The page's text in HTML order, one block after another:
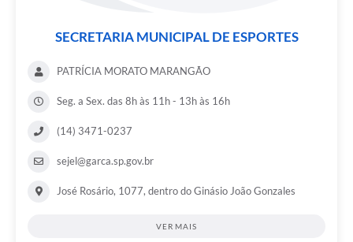
SECRETARIA MUNICIPAL DE ESPORTES
PATRÍCIA MORATO MARANGÃO
Seg. a Sex. das 8h às 11h - 13h às 16h
(14) 3471-0237
sejel@garca.sp.gov.br
José Rosário, 1077, dentro do Ginásio João Gonzales
VER MAIS